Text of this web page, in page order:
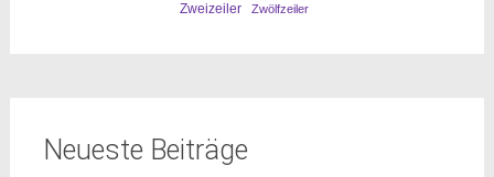
Zweizeiler Zwölfzeiler
Neueste Beiträge